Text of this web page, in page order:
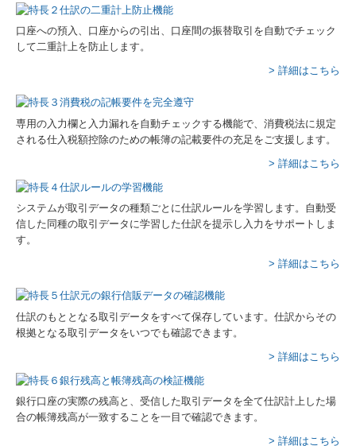
口座への預入、口座からの引出、口座間の振替取引を自動でチェック
して二重計上を防止します。
> 詳細はこちら
専用の入力欄と入力漏れを自動チェックする機能で、消費税法に規定
される仕入税額控除のための帳簿の記載要件の充足をご支援します。
> 詳細はこちら
システムが取引データの種類ごとに仕訳ルールを学習します。自動受
信した同種の取引データに学習した仕訳を提示し入力をサポートしま
す。
> 詳細はこちら
仕訳のもととなる取引データをすべて保存しています。仕訳からその
根拠となる取引データをいつでも確認できます。
> 詳細はこちら
銀行口座の実際の残高と、受信した取引データを全て仕訳計上した場
合の帳簿残高が一致することを一目で確認できます。
> 詳細はこちら